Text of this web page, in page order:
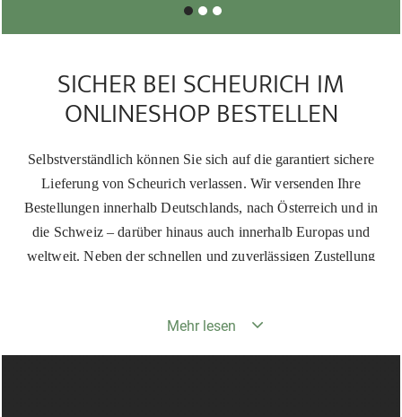
SICHER BEI SCHEURICH IM
ONLINESHOP BESTELLEN
Selbstverständlich können Sie sich auf die garantiert sichere
Lieferung von Scheurich verlassen. Wir versenden Ihre
Bestellungen innerhalb Deutschlands, nach Österreich und in
die Schweiz – darüber hinaus auch innerhalb Europas und
weltweit. Neben der schnellen und zuverlässigen Zustellung
unterstützen wir Sie auch mit unserem umfassenden Angebot an
Bedienungs- und Montageanleitungen. Auch bei der Auswahl
Mehr lesen